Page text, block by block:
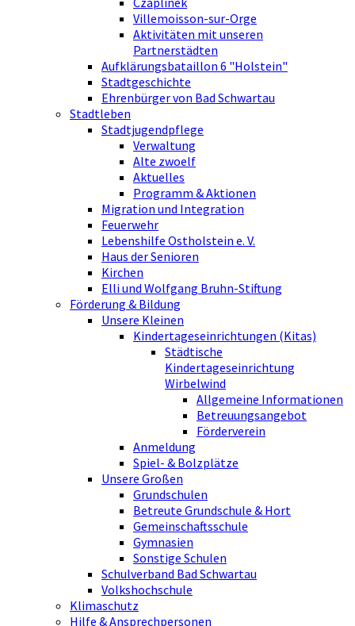
Villemoisson-sur-Orge
Aktivitäten mit unseren
Partnerstädten
Aufklärungsbataillon 6 "Holstein"
Stadtgeschichte
Ehrenbürger von Bad Schwartau
Stadtleben
Stadtjugendpflege
Verwaltung
Alte zwoelf
Aktuelles
Programm & Aktionen
Migration und Integration
Feuerwehr
Lebenshilfe Ostholstein e. V.
Haus der Senioren
Kirchen
Elli und Wolfgang Bruhn-Stiftung
Förderung & Bildung
Unsere Kleinen
Kindertageseinrichtungen (Kitas)
Städtische
Kindertageseinrichtung
Wirbelwind
Allgemeine Informationen
Betreuungsangebot
Förderverein
Anmeldung
Spiel- & Bolzplätze
Unsere Großen
Grundschulen
Betreute Grundschule & Hort
Gemeinschaftsschule
Gymnasien
Sonstige Schulen
Schulverband Bad Schwartau
Volkshochschule
Klimaschutz
Hilfe & Ansprechpersonen